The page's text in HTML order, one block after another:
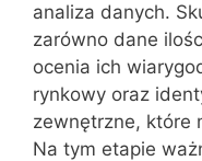
analiza danych.
zarówno dane
ocenia ich
rynkowy oraz
zewnętrzne, które
Na tym etapie